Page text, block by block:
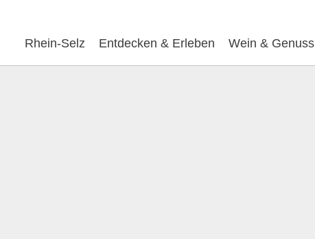
Rhein-Selz Entdecken & Erleben Wein & Genuss